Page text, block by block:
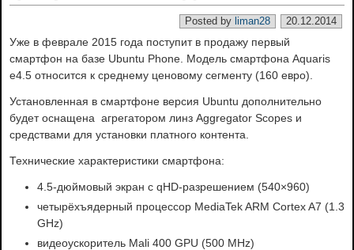
20.12.2014
Posted by liman28
Уже в феврале 2015 года поступит в продажу первый
смартфон на базе Ubuntu Phone. Модель смартфона Aquaris
e4.5 относится к среднему ценовому сегменту (160 евро).
Установленная в смартфоне версия Ubuntu дополнительно
будет оснащена агрегатором линз Aggregator Scopes и
средствами для установки платного контента.
Технические характеристики смартфона:
4.5-дюймовый экран с qHD-разрешением (540×960)
четырёхъядерный процессор MediaTek ARM Cortex A7 (1.3
GHz)
видеоускоритель Mali 400 GPU (500 MHz)